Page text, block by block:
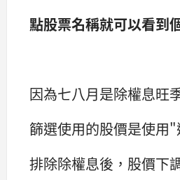
點股票名稱就可以看到
因為七八月是除權息旺
篩選使用的股價是使用"
排除除權息後，股價下